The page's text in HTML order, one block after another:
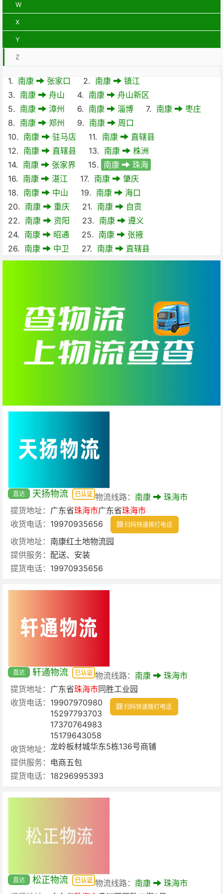
W
X
Y
Z
1. 南康 张家口 2. 南康
镇江
3. 南康 舟山 4. 南康
舟山新区
5. 南康 漳州 6. 南康 淄博 7. 南康
枣庄
8. 南康 郑州 9. 南康
周口
10. 南康 驻马店 11. 南康
直辖县
12. 南康 直辖县 13. 南康
株洲
14. 南康 张家界 15. 南康
珠海
16. 南康 湛江 17. 南康
肇庆
18. 南康 中山 19. 南康
海口
20. 南康 重庆 21. 南康
自贡
22. 南康 资阳 23. 南康
遵义
24. 南康 昭通 25. 南康
张掖
26. 南康 中卫 27. 南康 直辖县
直达 天扬物流 已认证 物流线路： 南康
珠海市
提货地址： 广东省珠海市广东省珠海市
收货电话： 19970935656 扫码快速拨打电话
收货地址： 南康红土地物流园
提供服务： 配送、安装
提货电话： 19970935656
直达 轩通物流 已认证 物流线路： 南康
珠海市
提货地址： 广东省珠海市同胜工业园
收货电话： 19907970980
15297793703
17370764983
15179643058
扫码快速拨打电话
收货地址： 龙岭板材城华东5栋136号商铺
提供服务： 电商五包
提货电话： 18296995393
直达 松正物流 已认证 物流线路： 南康
珠海市